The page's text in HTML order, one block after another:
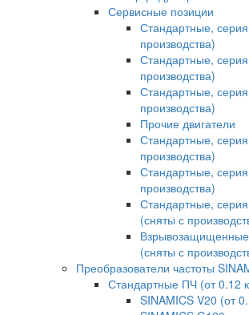
Сервисные позиции
Стандартные,
производства)
Стандартные,
производства)
Стандартные,
производства)
Прочие двигатели
Стандартные,
производства)
Стандартные,
производства)
Стандартные,
(сняты с
(сняты с
Преобразователи частоты
Стандартные ПЧ (от 0.12
SINAMICS V20 (от